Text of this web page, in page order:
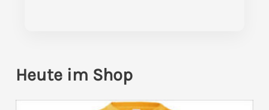
Heute im Shop